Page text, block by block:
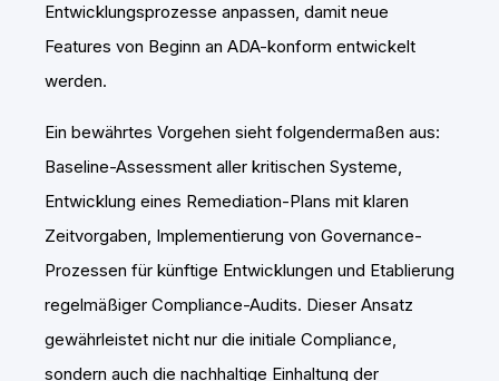
Entwicklungsprozesse anpassen, damit neue
Features von Beginn an ADA-konform entwickelt
werden.
Ein bewährtes Vorgehen sieht folgendermaßen aus:
Baseline-Assessment aller kritischen Systeme,
Entwicklung eines Remediation-Plans mit klaren
Zeitvorgaben, Implementierung von Governance-
Prozessen für künftige Entwicklungen und Etablierung
regelmäßiger Compliance-Audits. Dieser Ansatz
gewährleistet nicht nur die initiale Compliance,
sondern auch die nachhaltige Einhaltung der